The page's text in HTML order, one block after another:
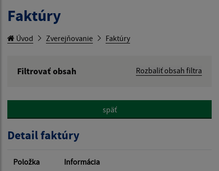
Faktúry
Úvod Zverejňovanie Faktúry
Filtrovať obsah
Rozbaliť obsah filtra
Hľadať v:
späť
Detail faktúry
Položka Informácia